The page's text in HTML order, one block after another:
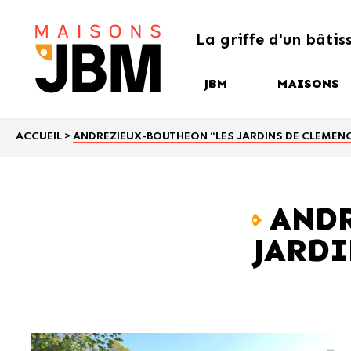
La griffe d'un
JBM
engagements
Les étapes de votre
projet de construction
MAISONS
ACCUEIL > ANDREZIEUX-BOUTHEON “LES JARDINS DE